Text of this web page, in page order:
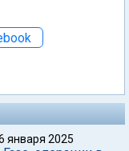
января 2025